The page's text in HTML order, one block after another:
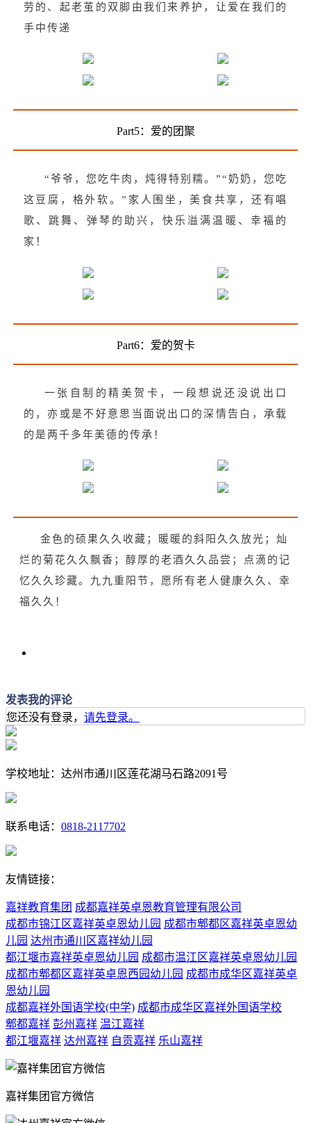
劳的、起老茧的双脚由我们来养护，让爱在我们的
手中传递
Part5：爱的团聚
“爷爷，您吃牛肉，炖得特别糯。”“奶奶，您吃
这豆腐，格外软。”家人围坐，美食共享，还有唱
歌、跳舞、弹琴的助兴，快乐溢满温暖、幸福的
家！
Part6：爱的贺卡
一张自制的精美贺卡，一段想说还没说出口
的，亦或是不好意思当面说出口的深情告白，承载
的是两千多年美德的传承！
金色的硕果久久收藏；暖暖的斜阳久久放光；灿
烂的菊花久久飘香；醇厚的老酒久久品尝；点滴的记
忆久久珍藏。九九重阳节，愿所有老人健康久久、幸
福久久！
发表我的评论
您还没有登录， 请先登录。
学校地址：达州市通川区莲花湖马石路2091号
联系电话： 0818-2117702
友情链接：
嘉祥教育集团 成都嘉祥英卓恩教育管理有限公司
成都市锦江区嘉祥英卓恩幼儿园 成都市郫都区嘉祥英卓恩幼
儿园 达州市通川区嘉祥幼儿园
都江堰市嘉祥英卓恩幼儿园 成都市温江区嘉祥英卓恩幼儿园
成都市郫都区嘉祥英卓恩西园幼儿园 成都市成华区嘉祥英卓
恩幼儿园
成都嘉祥外国语学校(中学) 成都市成华区嘉祥外国语学校
郫都嘉祥 彭州嘉祥 温江嘉祥
都江堰嘉祥 达州嘉祥 自贡嘉祥 乐山嘉祥
嘉祥集团官方微信